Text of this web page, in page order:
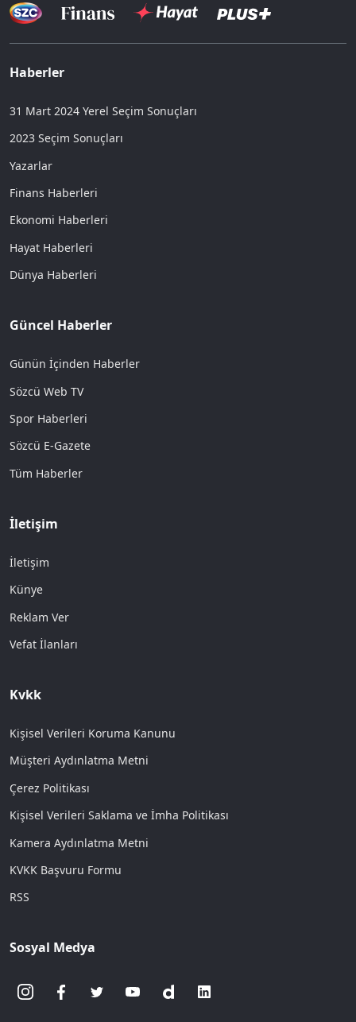
Haberler
31 Mart 2024 Yerel Seçim Sonuçları
2023 Seçim Sonuçları
Yazarlar
Finans Haberleri
Ekonomi Haberleri
Hayat Haberleri
Dünya Haberleri
Güncel Haberler
Günün İçinden Haberler
Sözcü Web TV
Spor Haberleri
Sözcü E-Gazete
Tüm Haberler
İletişim
İletişim
Künye
Reklam Ver
Vefat İlanları
Kvkk
Kişisel Verileri Koruma Kanunu
Müşteri Aydınlatma Metni
Çerez Politikası
Kişisel Verileri Saklama ve İmha Politikası
Kamera Aydınlatma Metni
KVKK Başvuru Formu
RSS
Sosyal Medya